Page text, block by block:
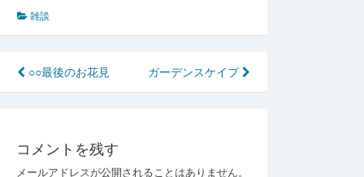
雑談
投
稿
ビ
○○最後のお花見 ガーデンスケイプ
コメントを残す
メールアドレスが公開されることはありません。